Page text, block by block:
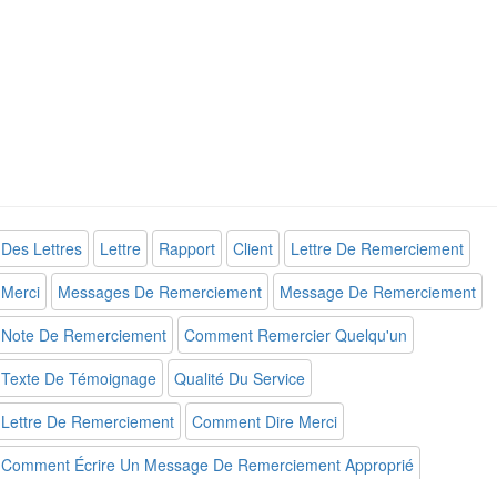
Des Lettres Lettre Rapport Client
Lettre De Remerciement
Merci
Messages De Remerciement
Message De Remerciement
Note De Remerciement
Comment Remercier Quelqu'un
Texte De Témoignage
Qualité Du Service
Lettre De Remerciement
Comment Dire Merci
Comment Écrire Un Message De Remerciement Approprié